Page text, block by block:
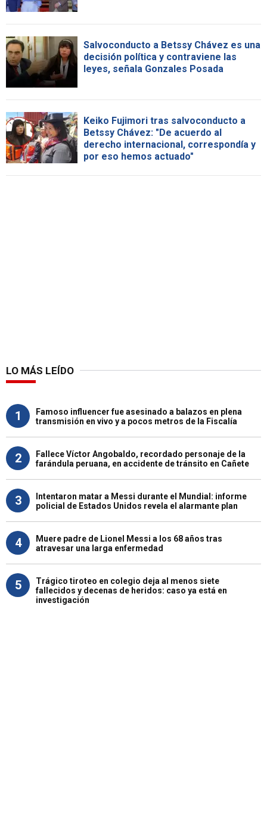
Salvoconducto a Betssy Chávez es una
decisión política y contraviene las
leyes, señala Gonzales Posada
Keiko Fujimori tras salvoconducto a
Betssy Chávez: "De acuerdo al
derecho internacional, correspondía y
por eso hemos actuado"
LO MÁS LEÍDO
1
Famoso influencer fue asesinado a balazos en plena
transmisión en vivo y a pocos metros de la Fiscalía
2
Fallece Víctor Angobaldo, recordado personaje de la
farándula peruana, en accidente de tránsito en Cañete
3
Intentaron matar a Messi durante el Mundial: informe
policial de Estados Unidos revela el alarmante plan
4
Muere padre de Lionel Messi a los 68 años tras
atravesar una larga enfermedad
5
Trágico tiroteo en colegio deja al menos siete
fallecidos y decenas de heridos: caso ya está en
investigación